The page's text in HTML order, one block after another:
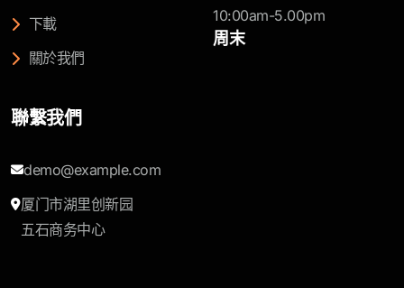
下載
關於我們
10:00am-5.00pm
周末
聯繫我們
demo@example.com
厦门市湖里创新园
五石商务中心